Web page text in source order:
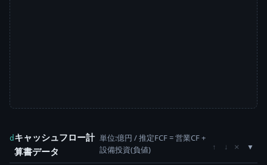
d キャッシュフロー計
算書データ
単位:億円 / 推定FCF = 営業CF +
設備投資(負値)
↑ ↓ ×